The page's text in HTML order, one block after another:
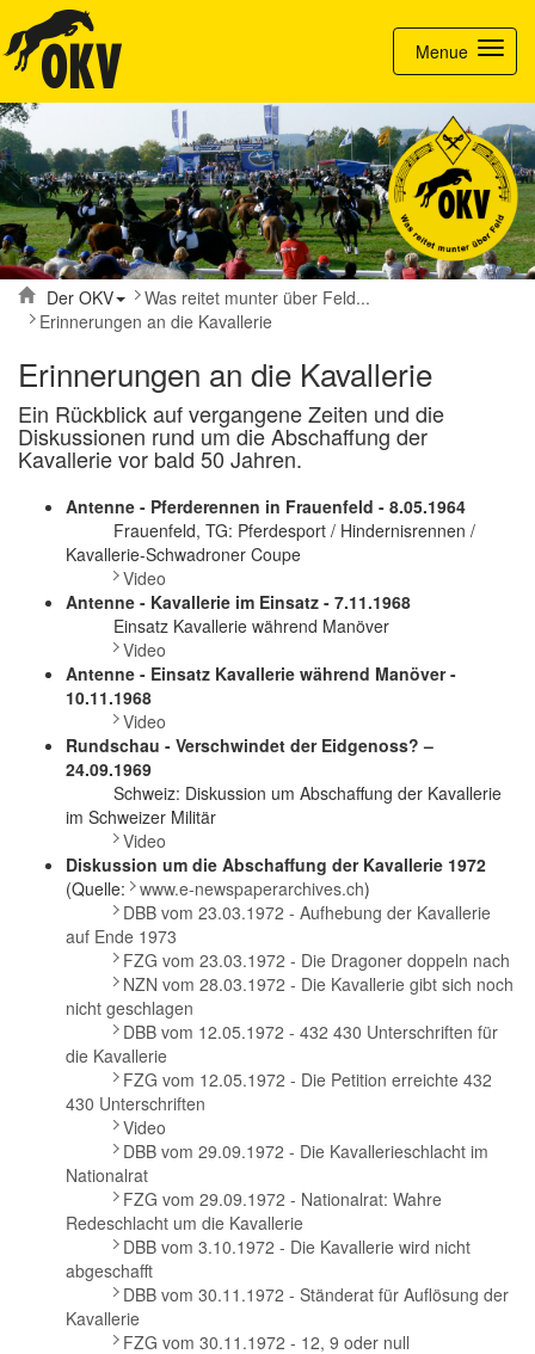
Toggle
Menue
Der OKV
Was reitet munter über Feld...
Erinnerungen an die Kavallerie
Erinnerungen an die Kavallerie
Ein Rückblick auf vergangene Zeiten und die
Diskussionen rund um die Abschaffung der
Kavallerie vor bald 50 Jahren.
Antenne - Pferderennen in Frauenfeld - 8.05.1964
Frauenfeld, TG: Pferdesport / Hindernisrennen /
Kavallerie-Schwadroner Coupe
Video
Antenne - Kavallerie im Einsatz - 7.11.1968
Einsatz Kavallerie während Manöver
Video
Antenne - Einsatz Kavallerie während Manöver -
10.11.1968
Video
Rundschau - Verschwindet der Eidgenoss? –
24.09.1969
Schweiz: Diskussion um Abschaffung der Kavallerie
im Schweizer Militär
Video
Diskussion um die Abschaffung der Kavallerie 1972
(Quelle:
www.e-newspaperarchives.ch)
DBB vom 23.03.1972 - Aufhebung der Kavallerie
auf Ende 1973
FZG vom 23.03.1972 - Die Dragoner doppeln nach
NZN vom 28.03.1972 - Die Kavallerie gibt sich noch
nicht geschlagen
DBB vom 12.05.1972 - 432 430 Unterschriften für
die Kavallerie
FZG vom 12.05.1972 - Die Petition erreichte 432
430 Unterschriften
Video
DBB vom 29.09.1972 - Die Kavallerieschlacht im
Nationalrat
FZG vom 29.09.1972 - Nationalrat: Wahre
Redeschlacht um die Kavallerie
DBB vom 3.10.1972 - Die Kavallerie wird nicht
abgeschafft
DBB vom 30.11.1972 - Ständerat für Auflösung der
Kavallerie
FZG vom 30.11.1972 - 12, 9 oder null